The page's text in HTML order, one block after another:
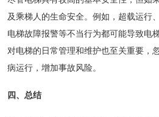
及乘梯人的生命安全。例如，超载运行
电梯故障报警等不当行为都可能导致电
对电梯的日常管理和维护也至关重要，
病运行，增加事故风险。
四、总结